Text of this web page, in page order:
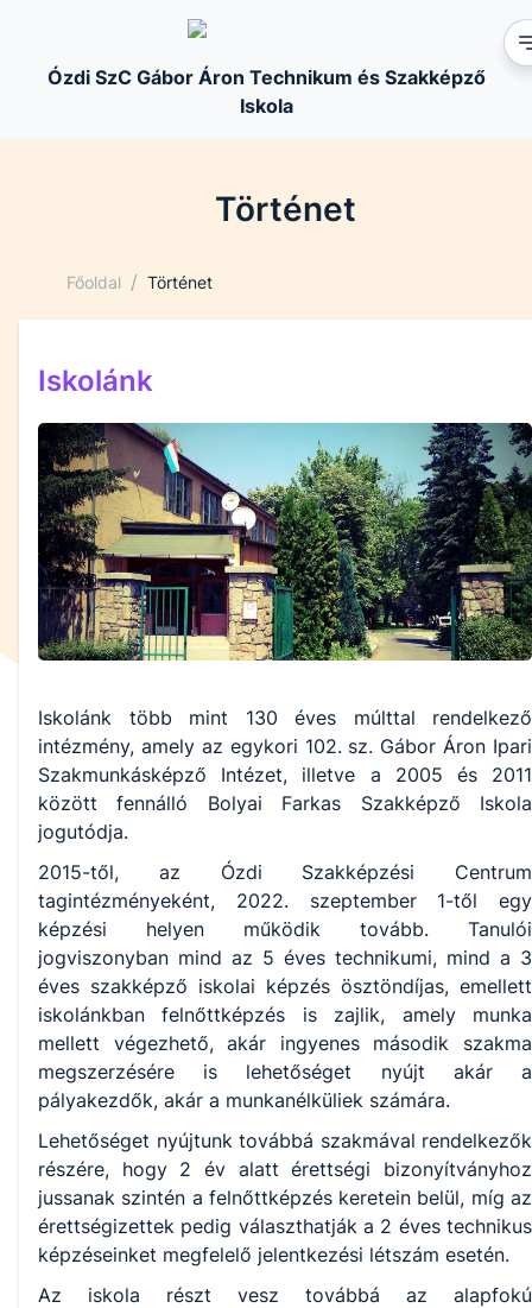
Ózdi SzC Gábor Áron Technikum és Szakképző
Iskola
Történet
Főoldal / Történet
Iskolánk
Iskolánk több mint 130 éves múlttal rendelkező
intézmény, amely az egykori 102. sz. Gábor Áron Ipari
Szakmunkásképző Intézet, illetve a 2005 és 2011
között fennálló Bolyai Farkas Szakképző Iskola
jogutódja.
2015-től, az Ózdi Szakképzési Centrum
tagintézményeként, 2022. szeptember 1-től egy
képzési helyen működik tovább. Tanulói
jogviszonyban mind az 5 éves technikumi, mind a 3
éves szakképző iskolai képzés ösztöndíjas, emellett
iskolánkban felnőttképzés is zajlik, amely munka
mellett végezhető, akár ingyenes második szakma
megszerzésére is lehetőséget nyújt akár a
pályakezdők, akár a munkanélküliek számára.
Lehetőséget nyújtunk továbbá szakmával rendelkezők
részére, hogy 2 év alatt érettségi bizonyítványhoz
jussanak szintén a felnőttképzés keretein belül, míg az
érettségizettek pedig választhatják a 2 éves technikus
képzéseinket megfelelő jelentkezési létszám esetén.
Az iskola részt vesz továbbá az alapfokú